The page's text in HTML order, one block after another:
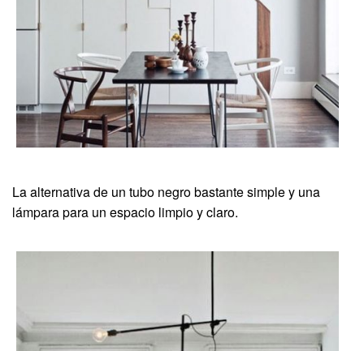
La alternativa de un tubo negro bastante simple y una
lámpara para un espacio limpio y claro.